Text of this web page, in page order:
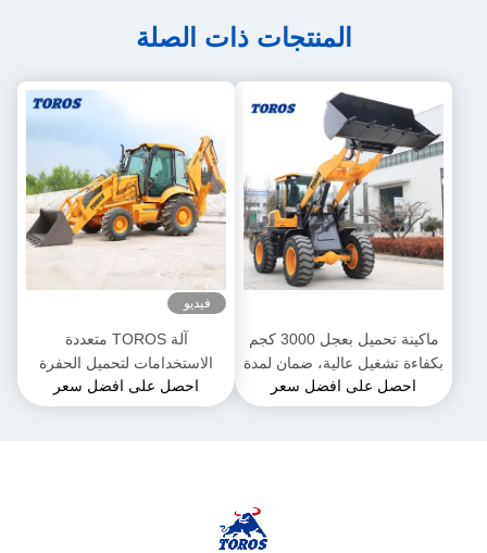
المنتجات ذات الصلة
ماكينة تحميل بعجل 3000 كجم
بكفاءة تشغيل عالية، ضمان لمدة
سنة واحدة
احصل على افضل سعر
فيديو
آلة TOROS متعددة
الاستخدامات لتحميل الحفرة
الصغيرة 1 طن 2 طن 3 طن
احصل على افضل سعر